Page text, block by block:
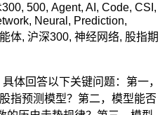
300, 500, Agent, AI , Code, CSI ,
, Neural , Prediction,
体, 沪深300, 神经网络, 股指期
体回答以下关键问题：第一，
指预测模型？第二，模型能否